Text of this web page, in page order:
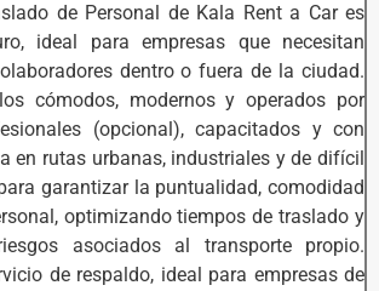
de Personal de Kala Rent a Car es
ideal para empresas que necesitan
dentro o fuera de la ciudad.
cómodos, modernos y operados por
(opcional), capacitados y con
en rutas urbanas, industriales y de difícil
garantizar la puntualidad, comodidad
optimizando tiempos de traslado y
asociados al transporte propio.
de respaldo, ideal para empresas de